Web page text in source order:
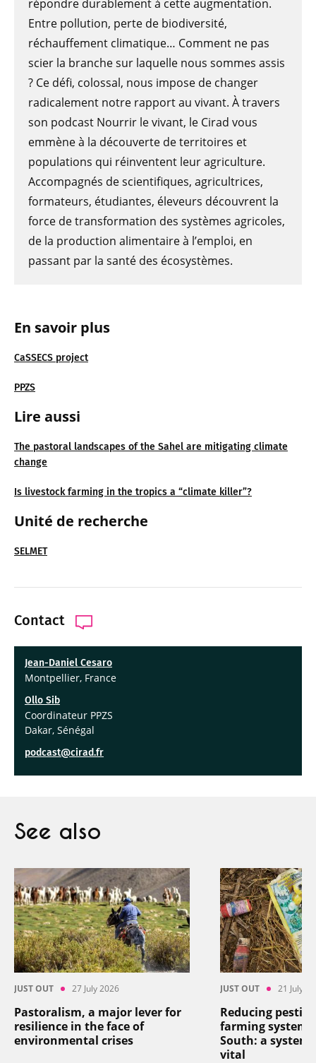
En savoir plus
CaSSECS project
PPZS
Lire aussi
The pastoral landscapes of the Sahel are mitigating climate
change
Is livestock farming in the tropics a “climate killer”?
Unité de recherche
SELMET
Contact
Jean-Daniel Cesaro
Montpellier, France
Ollo Sib
Coordinateur PPZS
Dakar, Sénégal
podcast@cirad.fr
répondre durablement à cette augmentation.
Entre pollution, perte de biodiversité,
réchauffement climatique… Comment ne pas
scier la branche sur laquelle nous sommes assis
? Ce défi, colossal, nous impose de changer
radicalement notre rapport au vivant. À travers
son podcast Nourrir le vivant, le Cirad vous
emmène à la découverte de territoires et
populations qui réinventent leur agriculture.
Accompagnés de scientifiques, agricultrices,
formateurs, étudiantes, éleveurs découvrent la
force de transformation des systèmes agricoles,
de la production alimentaire à l’emploi, en
passant par la santé des écosystèmes.
See also
JUST OUT 27 July 2026
Pastoralism, a major lever for
resilience in the face of
environmental crises
JUST OUT 21 July
Reducing
farming
South: a
vital